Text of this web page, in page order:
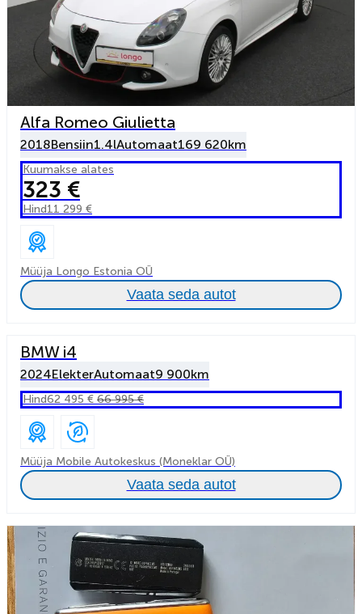
Alfa Romeo Giulietta
2018Bensiin1.4lAutomaat169 620km
Kuumakse alates
323 €
Hind11 299 €
Müüja Longo Estonia OÜ
Vaata seda autot
BMW i4
2024ElekterAutomaat9 900km
Hind62 495 € 66 995 €
Müüja Mobile Autokeskus (Moneklar OÜ)
Vaata seda autot